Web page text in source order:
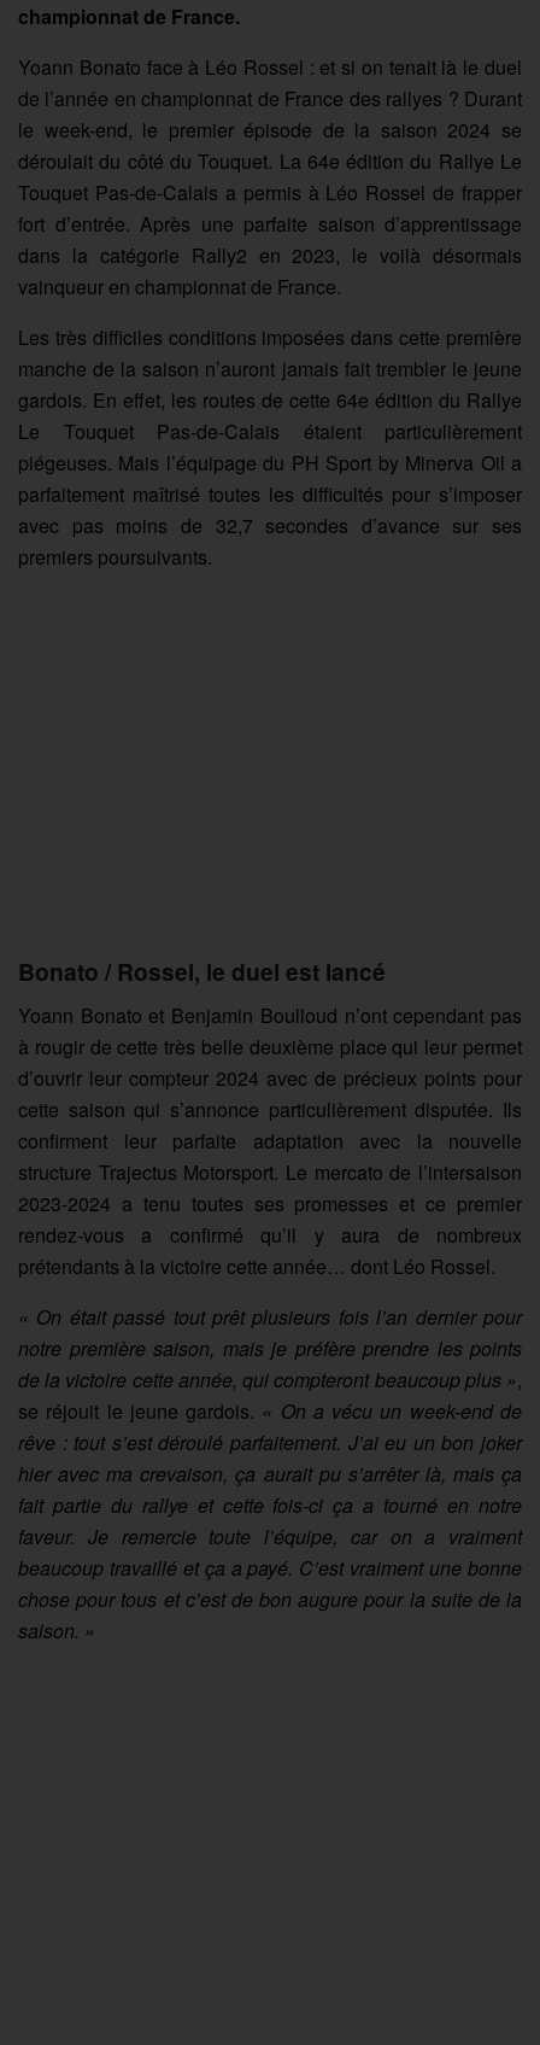
championnat de France.
Yoann Bonato face à Léo Rossel : et si on tenait là le duel
de l’année en championnat de France des rallyes ? Durant
le week-end, le premier épisode de la saison 2024 se
déroulait du côté du Touquet. La 64e édition du Rallye Le
Touquet Pas-de-Calais a permis à Léo Rossel de frapper
fort d’entrée. Après une parfaite saison d’apprentissage
dans la catégorie Rally2 en 2023, le voilà désormais
vainqueur en championnat de France.
Les très difficiles conditions imposées dans cette première
manche de la saison n’auront jamais fait trembler le jeune
gardois. En effet, les routes de cette 64e édition du Rallye
Le Touquet Pas-de-Calais étaient particulièrement
piégeuses. Mais l’équipage du PH Sport by Minerva Oil a
parfaitement maîtrisé toutes les difficultés pour s’imposer
avec pas moins de 32,7 secondes d’avance sur ses
premiers poursuivants.
Bonato / Rossel, le duel est lancé
Yoann Bonato et Benjamin Boulloud n’ont cependant pas
à rougir de cette très belle deuxième place qui leur permet
d’ouvrir leur compteur 2024 avec de précieux points pour
cette saison qui s’annonce particulièrement disputée. Ils
confirment leur parfaite adaptation avec la nouvelle
structure Trajectus Motorsport. Le mercato de l’intersaison
2023-2024 a tenu toutes ses promesses et ce premier
rendez-vous a confirmé qu’il y aura de nombreux
prétendants à la victoire cette année… dont Léo Rossel.
« On était passé tout prêt plusieurs fois l’an dernier pour
notre première saison, mais je préfère prendre les points
de la victoire cette année, qui compteront beaucoup plus »,
se réjouit le jeune gardois. « On a vécu un week-end de
rêve : tout s’est déroulé parfaitement. J’ai eu un bon joker
hier avec ma crevaison, ça aurait pu s’arrêter là, mais ça
fait partie du rallye et cette fois-ci ça a tourné en notre
faveur. Je remercie toute l’équipe, car on a vraiment
beaucoup travaillé et ça a payé. C’est vraiment une bonne
chose pour tous et c’est de bon augure pour la suite de la
saison. »